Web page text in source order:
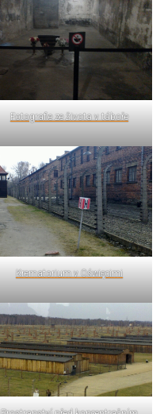
Fotografie ze života v táboře
Krematorium v Oświęcimi